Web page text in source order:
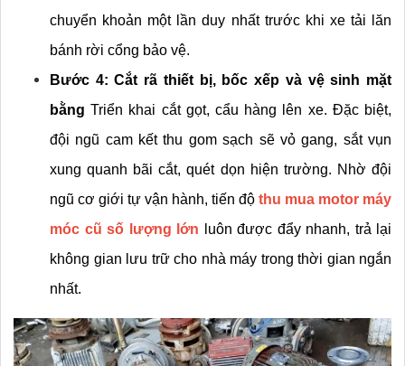
chuyển khoản một lần duy nhất trước khi xe tải lăn
bánh rời cổng bảo vệ.
Bước 4: Cắt rã thiết bị, bốc xếp và vệ sinh mặt
bằng Triển khai cắt gọt, cẩu hàng lên xe. Đặc biệt,
đội ngũ cam kết thu gom sạch sẽ vỏ gang, sắt vụn
xung quanh bãi cắt, quét dọn hiện trường. Nhờ đội
ngũ cơ giới tự vận hành, tiến độ thu mua motor máy
móc cũ số lượng lớn luôn được đẩy nhanh, trả lại
không gian lưu trữ cho nhà máy trong thời gian ngắn
nhất.